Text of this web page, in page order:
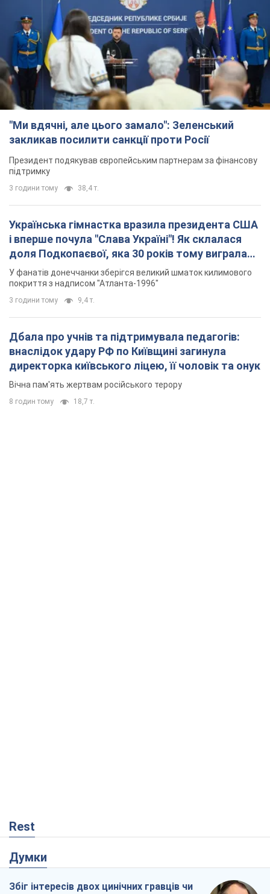
"Ми вдячні, але цього замало": Зеленський
закликав посилити санкції проти Росії
Президент подякував європейським партнерам за фінансову
підтримку
3 години тому 38,4 т.
Українська гімнастка вразила президента США
і вперше почула "Слава Україні"! Як склалася
доля Подкопаєвої, яка 30 років тому виграла
"золото" Олімпіади
У фанатів донеччанки зберігся великий шматок килимового
покриття з надписом "Атланта-1996"
3 години тому 9,4 т.
Дбала про учнів та підтримувала педагогів:
внаслідок удару РФ по Київщині загинула
директорка київського ліцею, її чоловік та онук
Вічна пам'ять жертвам російського терору
8 годин тому 18,7 т.
Rest
Думки
Збіг інтересів двох цинічних гравців чи